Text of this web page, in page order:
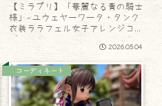
【ミラプリ】「華麗なる青の騎士
様」- ユウェヤーワータ・タンク
衣装ララフェル女子アレンジコー
デ
2026.05.04
コーディネート